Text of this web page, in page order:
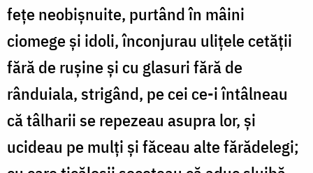
fețe neobișnuite, purtând în mâini
ciomege și idoli, înconjurau ulițele cetății
fără de rușine și cu glasuri fără de
rânduiala, strigând, pe cei ce-i întâlneau
că tâlharii se repezeau asupra lor, și
ucideau pe mulți și făceau alte fărădelegi;